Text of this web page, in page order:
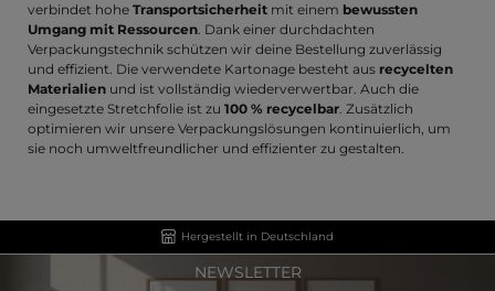
verbindet hohe Transportsicherheit mit einem bewussten
Umgang mit Ressourcen. Dank einer durchdachten
Verpackungstechnik schützen wir deine Bestellung zuverlässig
und effizient. Die verwendete Kartonage besteht aus recycelten
Materialien und ist vollständig wiederverwertbar. Auch die
eingesetzte Stretchfolie ist zu 100 % recycelbar. Zusätzlich
optimieren wir unsere Verpackungslösungen kontinuierlich, um
sie noch umweltfreundlicher und effizienter zu gestalten.
Hergestellt in Deutschland
NEWSLETTER